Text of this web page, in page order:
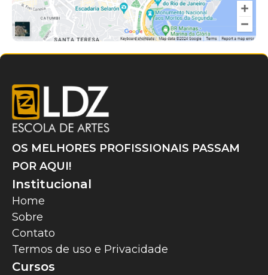
OS MELHORES PROFISSIONAIS PASSAM
POR AQUI!
Institucional
Home
Sobre
Contato
Termos de uso e Privacidade
Cursos